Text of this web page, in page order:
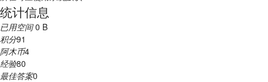
统计信息
已用空间0 B
积分91
阿木币4
经验80
最佳答案0